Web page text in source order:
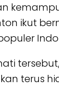
ikut
terus